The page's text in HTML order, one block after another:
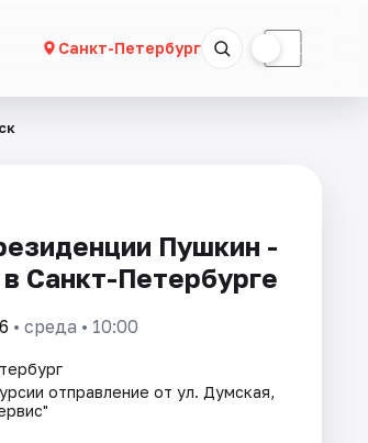
Санкт-Петербург ☾
Пушкин -
Санкт-Петербурге
• среда • 10:00
отправление от ул. Думская,